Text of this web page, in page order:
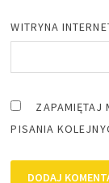
WITRYNA
ZAPAMIĘTAJ
PISANIA